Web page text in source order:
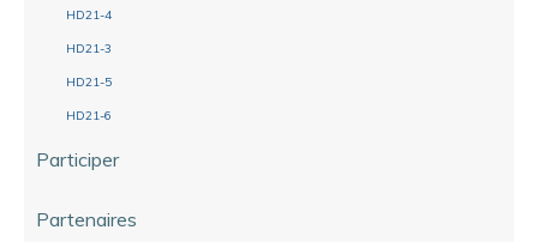
HD21-4
HD21-3
HD21-5
HD21-6
Participer
Partenaires